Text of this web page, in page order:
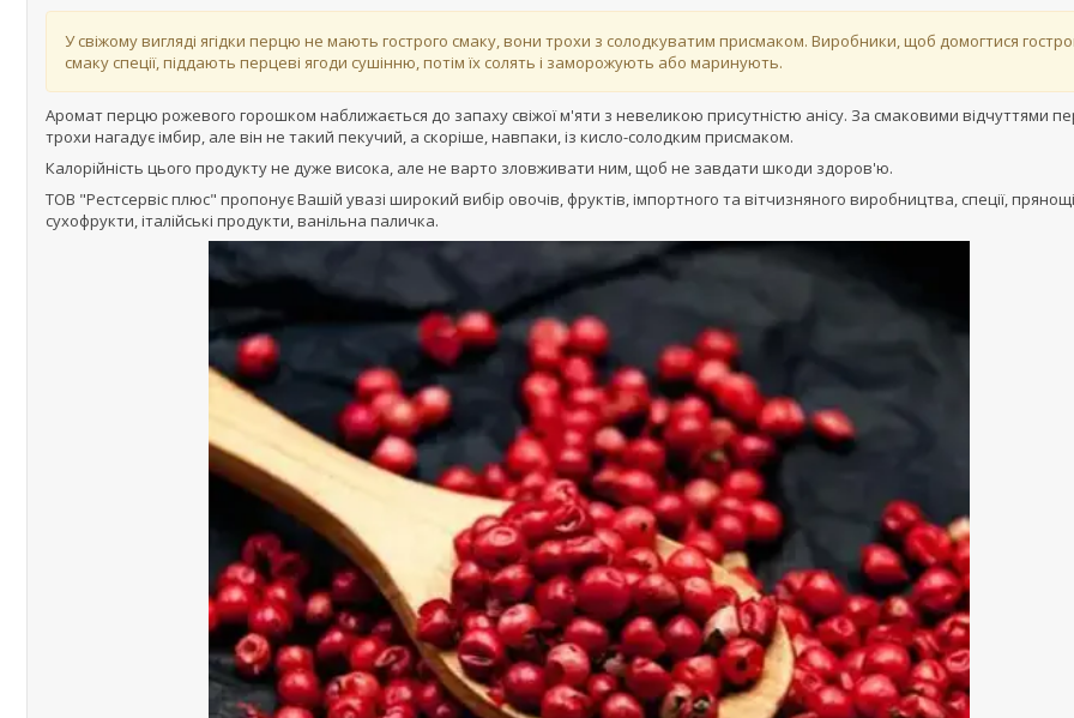
У свіжому вигляді ягідки перцю не мають гострого смаку, вони трохи з солодкуватим присмаком. Виробники, щоб домогтися
смаку спеції, піддають перцеві ягоди сушінню, потім їх солять і заморожують або маринують.
Аромат перцю рожевого горошком наближається до запаху свіжої м'яти з невеликою присутністю анісу. За смаковими відчуттями
трохи нагадує імбир, але він не такий пекучий, а скоріше, навпаки, із кисло-солодким присмаком.
Калорійність цього продукту не дуже висока, але не варто зловживати ним, щоб не завдати шкоди здоров'ю.
ТОВ "Рестсервіс плюс" пропонує Вашій увазі широкий вибір овочів, фруктів, імпортного та вітчизняного виробництва, спеції,
сухофрукти, італійські продукти, ванільна паличка.